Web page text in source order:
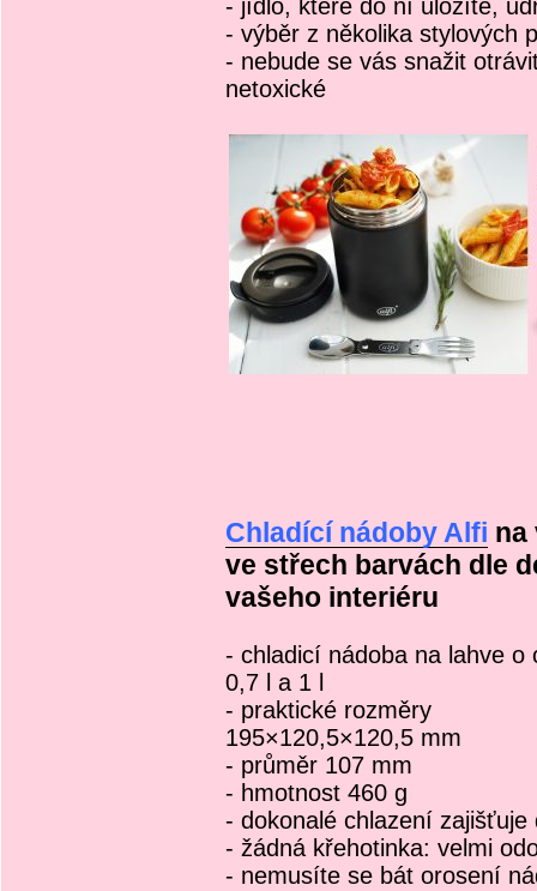
- jídlo, které do ní uložíte,
- výběr z několika stylových
- nebude se vás snažit
netoxické
Chladící nádoby Alfi
ve střech barvách dle
vašeho interiéru
- chladicí nádoba na lahve o
0,7 l a 1 l
- praktické rozměry
195×120,5×120,5 mm
- průměr 107 mm
- hmotnost 460 g
- dokonalé chlazení
- žádná křehotinka: velmi
- nemusíte se bát orosení